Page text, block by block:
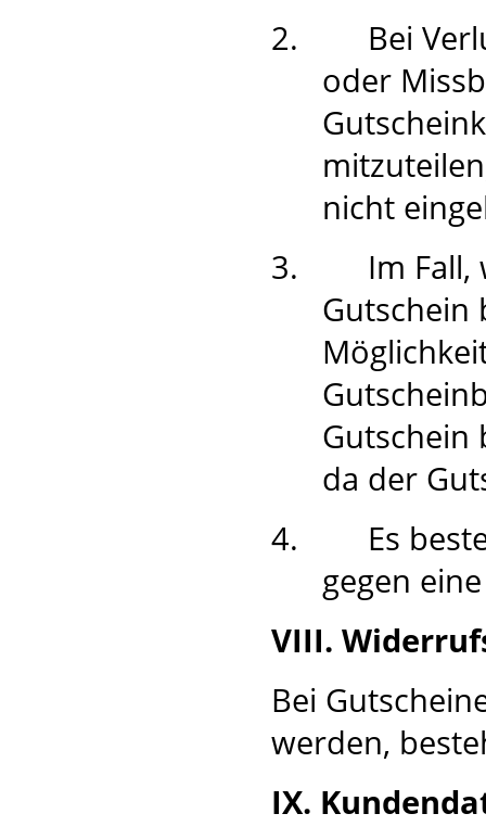
2.
Bei
oder
nicht
3.
Im
Gutschein
Gutschein
da der
4.
Es
gegen
VIII.
Bei
werden,
IX.